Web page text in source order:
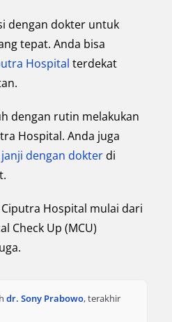
dengan dokter untuk
tepat. Anda bisa
Hospital terdekat
dengan rutin melakukan
Hospital. Anda juga
dengan dokter di
Hospital mulai dari
Check Up (MCU)
dr. Sony Prabowo, terakhir